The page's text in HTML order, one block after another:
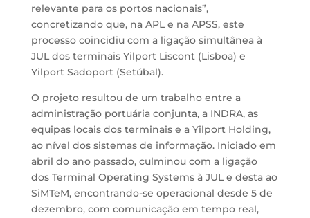
relevante para os portos nacionais”,
concretizando que, na APL e na APSS, este
processo coincidiu com a ligação simultânea à
JUL dos terminais Yilport Liscont (Lisboa) e
Yilport Sadoport (Setúbal).
O projeto resultou de um trabalho entre a
administração portuária conjunta, a INDRA, as
equipas locais dos terminais e a Yilport Holding,
ao nível dos sistemas de informação. Iniciado em
abril do ano passado, culminou com a ligação
dos Terminal Operating Systems à JUL e desta ao
SiMTeM, encontrando-se operacional desde 5 de
dezembro, com comunicação em tempo real,